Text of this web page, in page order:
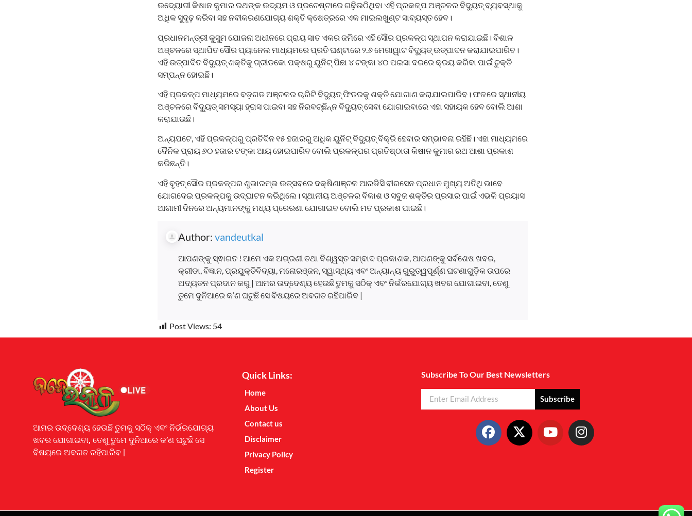
ଉଦ୍ୟୋଗୀ କିଷାନ କୁମାର ରଥଙ୍କ ଉଦ୍ୟମ ଓ ପ୍ରଚେଷ୍ଟାରେ ଗଢ଼ିଉଠିଥିବା ଏହି ପ୍ରକଳ୍ପ ଅଞ୍ଚଳର ବିଦ୍ୟୁତ୍ ବ୍ୟବସ୍ଥାକୁ
ଅଧିକ ସୁଦୃଢ଼ କରିବା ସହ ନବୀକରଣଯୋଗ୍ୟ ଶକ୍ତି କ୍ଷେତ୍ରରେ ଏକ ମାଇଲଖୁଣ୍ଟ ସାବ୍ୟସ୍ତ ହେବ।
ପ୍ରଧାନମନ୍ତ୍ରୀ କୁସୁମ ଯୋଜନା ଅଧୀନରେ ପ୍ରାୟ ସାତ ଏକର ଜମିରେ ଏହି ସୌର ପ୍ରକଳ୍ପ ସ୍ଥାପନ କରାଯାଇଛି। ବିଶାଳ
ଅଞ୍ଚଳରେ ସ୍ଥାପିତ ସୌର ପ୍ୟାନେଲ ମାଧ୍ୟମରେ ପ୍ରତି ଘଣ୍ଟାରେ ୨.୬ ମେଗାୱାଟ ବିଦ୍ୟୁତ୍ ଉତ୍ପାଦନ କରାଯାଇପାରିବ।
ଏହି ଉତ୍ପାଦିତ ବିଦ୍ୟୁତ୍ ଶକ୍ତିକୁ ଗ୍ରୀଡକୋ ପକ୍ଷରୁ ୟୁନିଟ୍ ପିଛା ୪ ଟଙ୍କା ୪୦ ପଇସା ଦରରେ କ୍ରୟ କରିବା ପାଇଁ ଚୁକ୍ତି
ସମ୍ପନ୍ନ ହୋଇଛି।
ଏହି ପ୍ରକଳ୍ପ ମାଧ୍ୟମରେ ବଡ଼ଗଡ ଅଞ୍ଚଳର ଚାରିଟି ବିଦ୍ୟୁତ୍ ଫିଡରକୁ ଶକ୍ତି ଯୋଗାଣ କରାଯାଇପାରିବ। ଫଳରେ ସ୍ଥାନୀୟ
ଅଞ୍ଚଳରେ ବିଦ୍ୟୁତ୍ ସମସ୍ୟା ହ୍ରାସ ପାଇବା ସହ ନିରବଚ୍ଛିନ୍ନ ବିଦ୍ୟୁତ୍ ସେବା ଯୋଗାଇବାରେ ଏହା ସହାୟକ ହେବ ବୋଲି ଆଶା
କରାଯାଉଛି।
ଅନ୍ୟପଟେ, ଏହି ପ୍ରକଳ୍ପରୁ ପ୍ରତିଦିନ ୧୫ ହଜାରରୁ ଅଧିକ ୟୁନିଟ୍ ବିଦ୍ୟୁତ୍ ବିକ୍ରି ହେବାର ସମ୍ଭାବନା ରହିଛି। ଏହା ମାଧ୍ୟମରେ
ଦୈନିକ ପ୍ରାୟ ୬୦ ହଜାର ଟଙ୍କା ଆୟ ହୋଇପାରିବ ବୋଲି ପ୍ରକଳ୍ପର ପ୍ରତିଷ୍ଠାତା କିଷାନ କୁମାର ରଥ ଆଶା ପ୍ରକାଶ
କରିଛନ୍ତି।
ଏହି ବୃହତ୍ ସୌର ପ୍ରକଳ୍ପର ଶୁଭାରମ୍ଭ ଉତ୍ସବରେ ଦକ୍ଷିଣାଞ୍ଚଳ ଆରଡିସି ବୀରସେନ ପ୍ରଧାନ ମୁଖ୍ୟ ଅତିଥି ଭାବେ
ଯୋଗଦେଇ ପ୍ରକଳ୍ପକୁ ଉଦ୍‌ଘାଟନ କରିଥିଲେ। ସ୍ଥାନୀୟ ଅଞ୍ଚଳର ବିକାଶ ଓ ସବୁଜ ଶକ୍ତିର ପ୍ରସାର ପାଇଁ ଏଭଳି ପ୍ରୟାସ
ଆଗାମୀ ଦିନରେ ଅନ୍ୟମାନଙ୍କୁ ମଧ୍ୟ ପ୍ରେରଣା ଯୋଗାଇବ ବୋଲି ମତ ପ୍ରକାଶ ପାଇଛି।
Author: vandeutkal
ଆପଣଙ୍କୁ ସ୍ଵାଗତ ! ଆମେ ଏକ ଅଗ୍ରଣୀ ତଥା ବିଶ୍ୱସ୍ତ ସମ୍ବାଦ ପ୍ରକାଶକ, ଆପଣଙ୍କୁ ସର୍ବଶେଷ ଖବର,
କ୍ରୀଡା, ବିଜ୍ଞାନ, ପ୍ରଯୁକ୍ତିବିଦ୍ୟା, ମନୋରଞ୍ଜନ, ସ୍ୱାସ୍ଥ୍ୟ ଏବଂ ଅନ୍ୟାନ୍ୟ ଗୁରୁତ୍ୱପୂର୍ଣ୍ଣ ଘଟଣାଗୁଡ଼ିକ ଉପରେ
ଅଦ୍ୟତନ ପ୍ରଦାନ କରୁ | ଆମର ଉଦ୍ଦେଶ୍ୟ ହେଉଛି ତୁମକୁ ସଠିକ୍ ଏବଂ ନିର୍ଭରଯୋଗ୍ୟ ଖବର ଯୋଗାଇବା, ତେଣୁ
ତୁମେ ଦୁନିଆରେ କ’ଣ ଘଟୁଛି ସେ ବିଷୟରେ ଅବଗତ ରହିପାରିବ |
Post Views: 54
ଆମର ଉଦ୍ଦେଶ୍ୟ ହେଉଛି ତୁମକୁ ସଠିକ୍ ଏବଂ ନିର୍ଭରଯୋଗ୍ୟ
ଖବର ଯୋଗାଇବା, ତେଣୁ ତୁମେ ଦୁନିଆରେ କ’ଣ ଘଟୁଛି ସେ
ବିଷୟରେ ଅବଗତ ରହିପାରିବ |
Quick Links:
Home
About Us
Contact us
Disclaimer
Privacy Policy
Register
Subscribe To Our Best Newsletters
Subscribe